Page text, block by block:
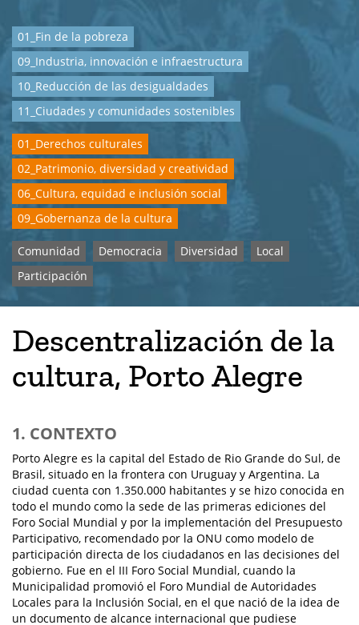
01_Fin de la pobreza
09_Industria, innovación e infraestructura
10_Reducción de las desigualdades
11_Ciudades y comunidades sostenibles
01_Derechos culturales
02_Patrimonio, diversidad y creatividad
06_Cultura, equidad e inclusión social
09_Gobernanza de la cultura
Comunidad Democracia Diversidad
Local
Participación
Descentralización de la
cultura, Porto Alegre
1. CONTEXTO
Porto Alegre es la capital del Estado de Rio Grande do Sul, de
Brasil, situado en la frontera con Uruguay y Argentina. La
ciudad cuenta con 1.350.000 habitantes y se hizo conocida en
todo el mundo como la sede de las primeras ediciones del
Foro Social Mundial y por la implementación del Presupuesto
Participativo, recomendado por la ONU como modelo de
participación directa de los ciudadanos en las decisiones del
gobierno. Fue en el III Foro Social Mundial, cuando la
Municipalidad promovió el Foro Mundial de Autoridades
Locales para la Inclusión Social, en el que nació de la idea de
un documento de alcance internacional que pudiese